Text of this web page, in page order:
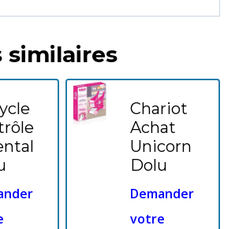
similaires
Chariot
Achat
Unicorn
Dolu
Demander
votre